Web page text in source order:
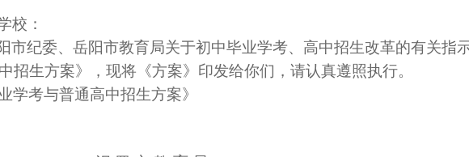
校：
市纪委、岳阳市教育局关于初中毕业学考、高中招生改革的有关指
招生方案》，现将《方案》印发给你们，请认真遵照执行。
学考与普通高中招生方案》